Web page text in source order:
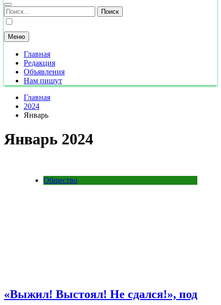
Найти:
Меню
Главная
Редакция
Объявления
Нам пишут
Главная
2024
Январь
Январь 2024
Общество
«Выжил! Выстоял! Не сдался!», под